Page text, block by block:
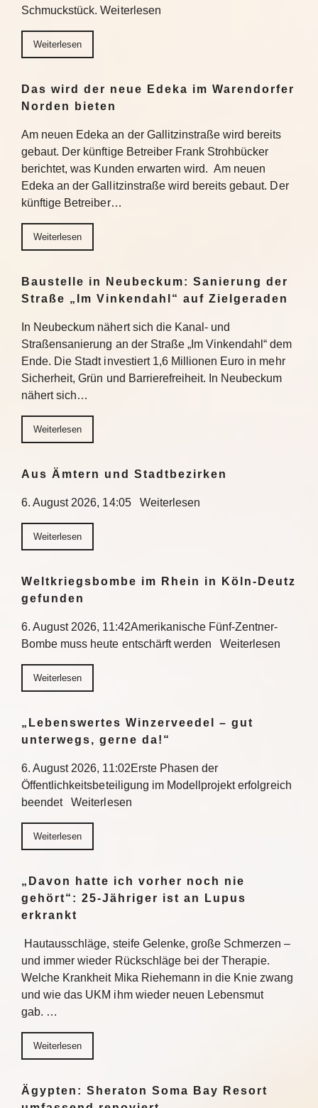
Schmuckstück. Weiterlesen
Weiterlesen
Das wird der neue Edeka im Warendorfer
Norden bieten
Am neuen Edeka an der Gallitzinstraße wird bereits
gebaut. Der künftige Betreiber Frank Strohbücker
berichtet, was Kunden erwarten wird. Am neuen
Edeka an der Gallitzinstraße wird bereits gebaut. Der
künftige Betreiber…
Weiterlesen
Baustelle in Neubeckum: Sanierung der
Straße „Im Vinkendahl“ auf Zielgeraden
In Neubeckum nähert sich die Kanal- und
Straßensanierung an der Straße „Im Vinkendahl“ dem
Ende. Die Stadt investiert 1,6 Millionen Euro in mehr
Sicherheit, Grün und Barrierefreiheit. In Neubeckum
nähert sich…
Weiterlesen
Aus Ämtern und Stadtbezirken
6. August 2026, 14:05 Weiterlesen
Weiterlesen
Weltkriegsbombe im Rhein in Köln-Deutz
gefunden
6. August 2026, 11:42Amerikanische Fünf-Zentner-
Bombe muss heute entschärft werden Weiterlesen
Weiterlesen
„Lebenswertes Winzerveedel – gut
unterwegs, gerne da!“
6. August 2026, 11:02Erste Phasen der
Öffentlichkeitsbeteiligung im Modellprojekt erfolgreich
beendet Weiterlesen
Weiterlesen
„Davon hatte ich vorher noch nie
gehört“: 25-Jähriger ist an Lupus
erkrankt
Hautausschläge, steife Gelenke, große Schmerzen –
und immer wieder Rückschläge bei der Therapie.
Welche Krankheit Mika Riehemann in die Knie zwang
und wie das UKM ihm wieder neuen Lebensmut
gab. …
Weiterlesen
Ägypten: Sheraton Soma Bay Resort